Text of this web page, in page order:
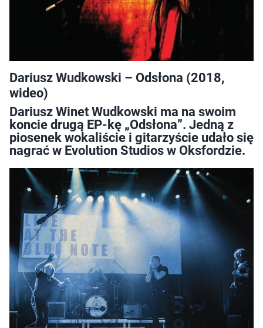
Dariusz Wudkowski – Odsłona (2018,
wideo)
Dariusz Winet Wudkowski ma na swoim
koncie drugą EP-kę „Odsłona”. Jedną z
piosenek wokaliście i gitarzyście udało się
nagrać w Evolution Studios w Oksfordzie.